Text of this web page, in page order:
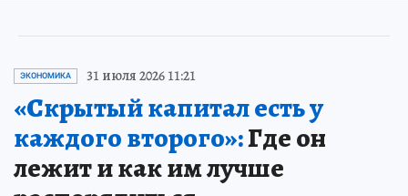
ЭКОНОМИКА 31 июля 2026 11:21
«Скрытый капитал есть у
каждого второго»:Где он
лежит и как им лучше